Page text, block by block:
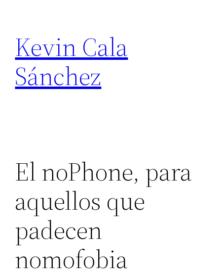
content
Kevin Cala
Sánchez
El noPhone, para
aquellos que
padecen
nomofobia